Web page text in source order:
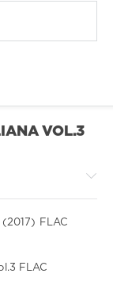
VOL.3
FLAC